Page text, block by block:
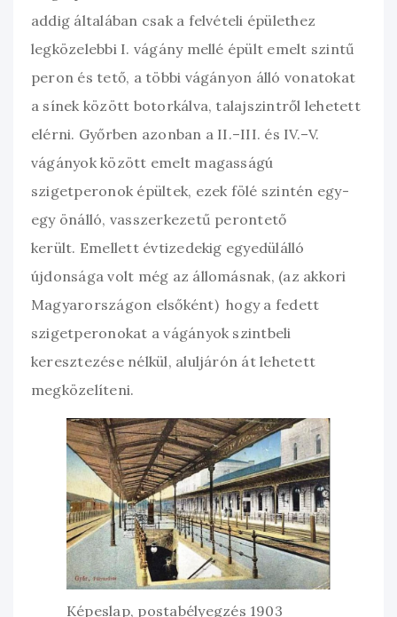
addig általában csak a felvételi épülethez
legközelebbi I. vágány mellé épült emelt szintű
peron és tető, a többi vágányon álló vonatokat
a sínek között botorkálva, talajszintről lehetett
elérni. Győrben azonban a II.–III. és IV.–V.
vágányok között emelt magasságú
szigetperonok épültek, ezek fölé szintén egy-
egy önálló, vasszerkezetű perontető
került. Emellett évtizedekig egyedülálló
újdonsága volt még az állomásnak, (az akkori
Magyarországon elsőként) hogy a fedett
szigetperonokat a vágányok szintbeli
keresztezése nélkül, aluljárón át lehetett
megközelíteni.
Képeslap, postabélyegzés 1903